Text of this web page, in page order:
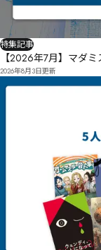
特集記事
【2026年7月】マダ
2026年8月3日更新